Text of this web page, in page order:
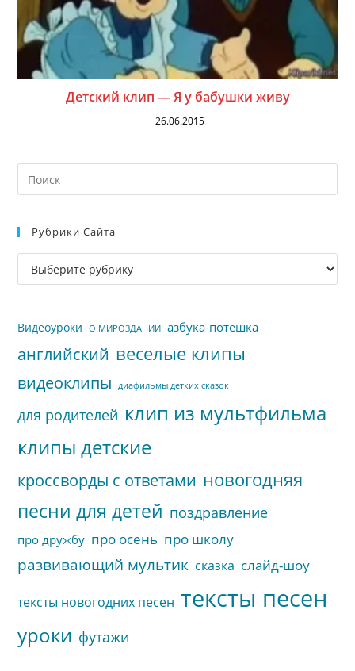
Детский клип — Я у бабушки живу
26.06.2015
Рубрики Сайта
Рубрики
сайта
Видеоуроки О МИРОЗДАНИИ азбука-потешка
английский веселые клипы
видеоклипы диафильмы детких сказок
для родителей клип из мультфильма
клипы детские
кроссворды с ответами новогодняя
песни для детей поздравление
про дружбу про осень про школу
развивающий мультик сказка слайд-шоу
тексты новогодних песен тексты песен
уроки футажи